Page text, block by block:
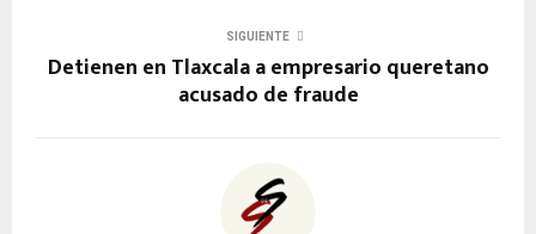
SIGUIENTE
Detienen en Tlaxcala a empresario queretano
acusado de fraude